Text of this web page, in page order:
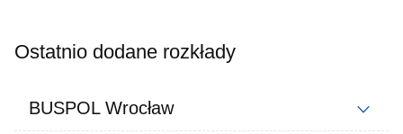
Ostatnio dodane rozkłady
BUSPOL Wrocław